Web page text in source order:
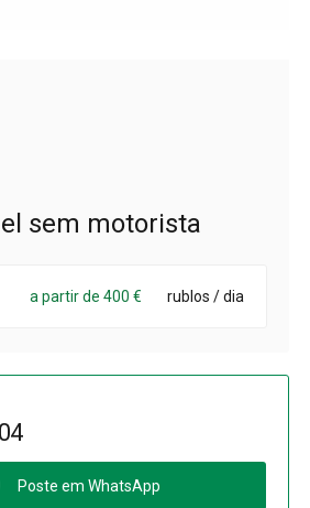
sem motorista
a partir de 400 € rublos / dia
Poste em WhatsApp